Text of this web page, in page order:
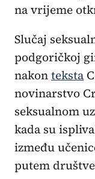
na vrijeme
Slučaj
podgoričkoj
nakonteksta
novinarstvo
seksualnom
kada su
između
putem